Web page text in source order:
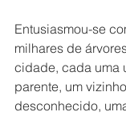
Entusiasmou-se
milhares de
cidade, cada uma
parente, um
desconhecido,